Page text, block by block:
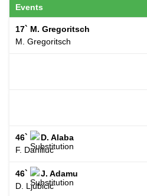
Events
17` M. Gregoritsch
M. Gregoritsch
46`
D. Alaba
F. Daniliuc
46`
J. Adamu
D. Ljubicic